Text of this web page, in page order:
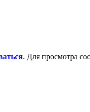
. Для просмотра